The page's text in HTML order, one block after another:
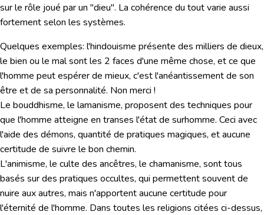
sur le rôle joué par un "dieu". La cohérence du tout varie aussi
fortement selon les systèmes.
Quelques exemples: l'hindouisme présente des milliers de dieux,
le bien ou le mal sont les 2 faces d'une même chose, et ce que
l'homme peut espérer de mieux, c'est l'anéantissement de son
être et de sa personnalité. Non merci !
Le bouddhisme, le lamanisme, proposent des techniques pour
que l'homme atteigne en transes l'état de surhomme. Ceci avec
l'aide des démons, quantité de pratiques magiques, et aucune
certitude de suivre le bon chemin.
L'animisme, le culte des ancêtres, le chamanisme, sont tous
basés sur des pratiques occultes, qui permettent souvent de
nuire aux autres, mais n'apportent aucune certitude pour
l'éternité de l'homme. Dans toutes les religions citées ci-dessus,